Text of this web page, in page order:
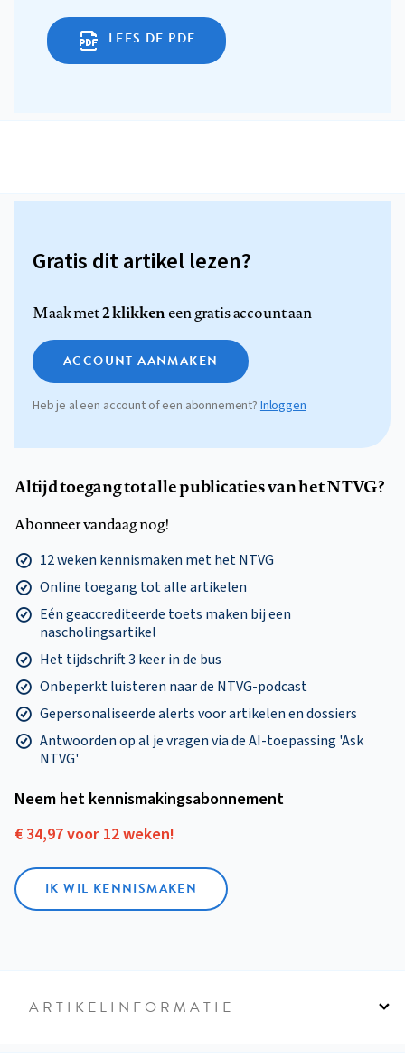
LEES DE PDF
Gratis dit artikel lezen?
Maak met2 klikkeneen gratis account aan
ACCOUNT AANMAKEN
Heb je al een account of een abonnement? Inloggen
Altijd toegang tot alle publicaties van het NTVG?
Abonneer vandaag nog!
12 weken kennismaken met het NTVG
Online toegang tot alle artikelen
Eén geaccrediteerde toets maken bij een
nascholingsartikel
Het tijdschrift 3 keer in de bus
Onbeperkt luisteren naar de NTVG-podcast
Gepersonaliseerde alerts voor artikelen en dossiers
Antwoorden op al je vragen via de AI-toepassing 'Ask
NTVG'
Neem het kennismakings­abonnement
€ 34,97 voor 12 weken!
IK WIL KENNISMAKEN
ARTIKELINFORMATIE